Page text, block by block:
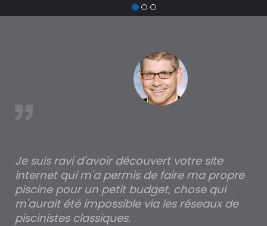
Je suis ravi d'avoir découvert votre site
internet qui m'a permis de faire ma propre
piscine pour un petit budget, chose qui
m'aurait été impossible via les réseaux de
piscinistes classiques.